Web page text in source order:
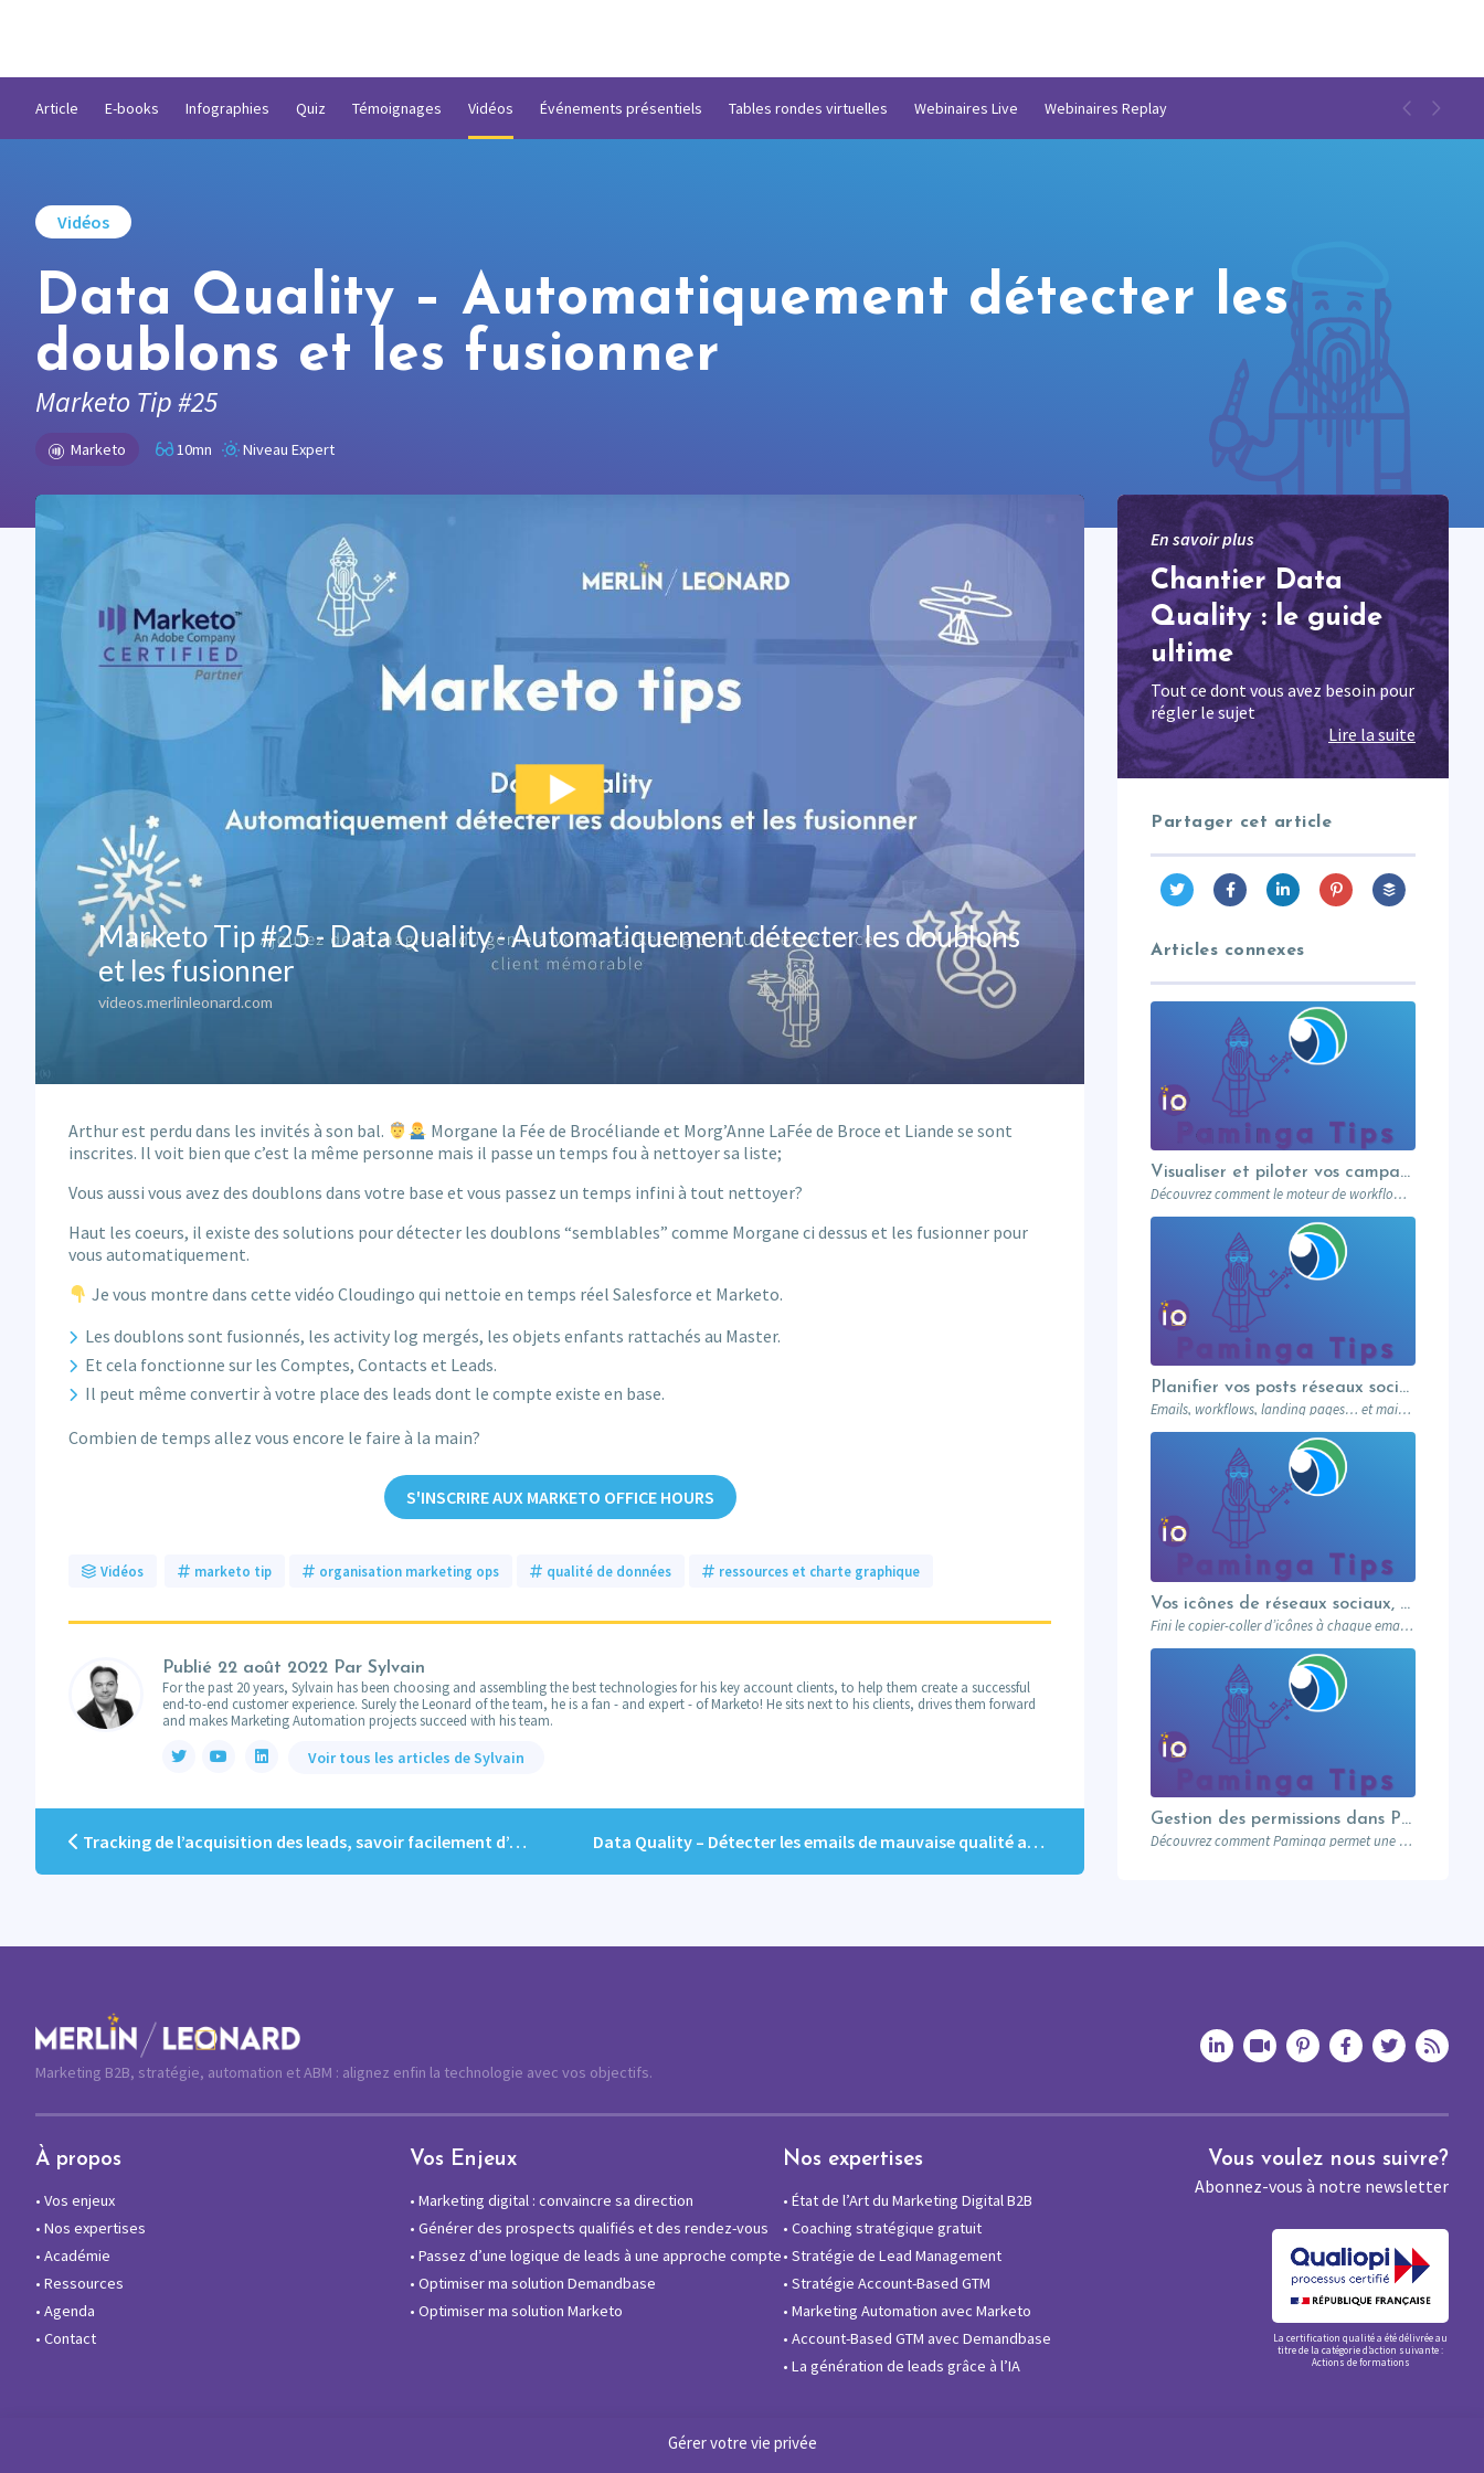
Gérer votre vie privée
Article E-books Infographies Quiz Témoignages Vidéos Événements présentiels Tables rondes virtuelles Webinaires Live Webinaires Replay
Vidéos
Data Quality – Automatiquement détecter les
doublons et les fusionner
Marketo Tip #25
Marketo 10mn Niveau Expert
Arthur est perdu dans les invités à son bal.
Morgane la Fée de Brocéliande et Morg’Anne LaFée de Broce et Liande se sont
inscrites. Il voit bien que c’est la même personne mais il passe un temps fou à nettoyer sa liste;
Vous aussi vous avez des doublons dans votre base et vous passez un temps infini à tout nettoyer?
Haut les coeurs, il existe des solutions pour détecter les doublons “semblables” comme Morgane ci dessus et les fusionner pour
vous automatiquement.
Je vous montre dans cette vidéo Cloudingo qui nettoie en temps réel Salesforce et Marketo.
Les doublons sont fusionnés, les activity log mergés, les objets enfants rattachés au Master.
Et cela fonctionne sur les Comptes, Contacts et Leads.
Il peut même convertir à votre place des leads dont le compte existe en base.
Combien de temps allez vous encore le faire à la main?
S'INSCRIRE AUX MARKETO OFFICE HOURS
Vidéos marketo tip organisation marketing ops qualité de données ressources et charte graphique
Publié 22 août 2022 Par Sylvain
For the past 20 years, Sylvain has been choosing and assembling the best technologies for his key account clients, to help them create a successful
end-to-end customer experience. Surely the Leonard of the team, he is a fan - and expert - of Marketo! He sits next to his clients, drives them forward
and makes Marketing Automation projects succeed with his team.
Voir tous les articles de Sylvain
Tracking de l’acquisition des leads, savoir facilement d’où viennent vos leads Data Quality – Détecter les emails de mauvaise qualité avant l’envoi
En savoir plus
Chantier Data
Quality : le guide
ultime
Tout ce dont vous avez besoin pour
régler le sujet
Lire la suite
Partager cet article
Articles connexes
Visualiser et piloter vos campagnes avec les workflows graphiques Paminga.
Découvrez comment le moteur de workflows graphiques de Paminga vous permet de visualiser toute la logique de vos campagnes en un seul coup d’œil — branches conditionnelles, AB tests, waits et intégration Salesforce.
Planifier vos posts réseaux sociaux directement depuis votre MA
Emails, workflows, landing pages… et maintenant vos posts réseaux sociaux. Paminga centralise votre marketing dans un seul outil. Paminga Tip #08.
Vos icônes de réseaux sociaux, une fois pour toutes
Fini le copier-coller d’icônes à chaque email. Paminga centralise vos profils sociaux et les met à disposition de toute l’équipe via un élément dédié. Découvrez comment en 5 minutes.
Gestion des permissions dans Paminga : donnez les bons droits aux bonnes personnes
Découvrez comment Paminga permet une gestion fine des permissions : rôles, équipes, workspaces et contrôle au niveau des champs. Sécurisez votre marketing automation.
Marketing B2B, stratégie, automation et ABM : alignez enfin la technologie avec vos objectifs.
À propos
• Vos enjeux
• Nos expertises
• Académie
• Ressources
• Agenda
• Contact
Vos Enjeux
• Marketing digital : convaincre sa direction
• Générer des prospects qualifiés et des rendez-vous
• Passez d’une logique de leads à une approche compte
• Optimiser ma solution Demandbase
• Optimiser ma solution Marketo
Nos expertises
• État de l’Art du Marketing Digital B2B
• Coaching stratégique gratuit
• Stratégie de Lead Management
• Stratégie Account-Based GTM
• Marketing Automation avec Marketo
• Account-Based GTM avec Demandbase
• La génération de leads grâce à l’IA
Vous voulez nous suivre?
Abonnez-vous à notre newsletter
La certification qualité a été délivrée au
titre de la catégorie d’action suivante :
Actions de formations